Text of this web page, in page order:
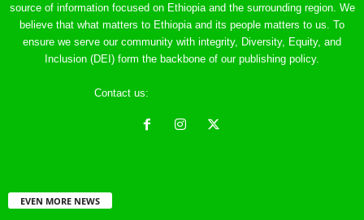
source of information focused on Ethiopia and the surrounding region. We
believe that what matters to Ethiopia and its people matters to us. To
ensure we serve our community with integrity, Diversity, Equity, and
Inclusion (DEI) form the backbone of our publishing policy.
Contact us:
EVEN MORE NEWS